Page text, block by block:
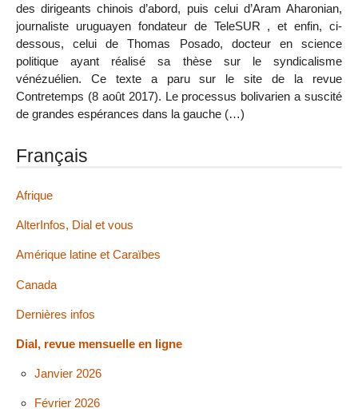
des dirigeants chinois d’abord, puis celui d’Aram Aharonian,
journaliste uruguayen fondateur de TeleSUR , et enfin, ci-
dessous, celui de Thomas Posado, docteur en science
politique ayant réalisé sa thèse sur le syndicalisme
vénézuélien. Ce texte a paru sur le site de la revue
Contretemps (8 août 2017). Le processus bolivarien a suscité
de grandes espérances dans la gauche (…)
Français
Afrique
AlterInfos, Dial et vous
Amérique latine et Caraïbes
Canada
Dernières infos
Dial, revue mensuelle en ligne
Janvier 2026
Février 2026